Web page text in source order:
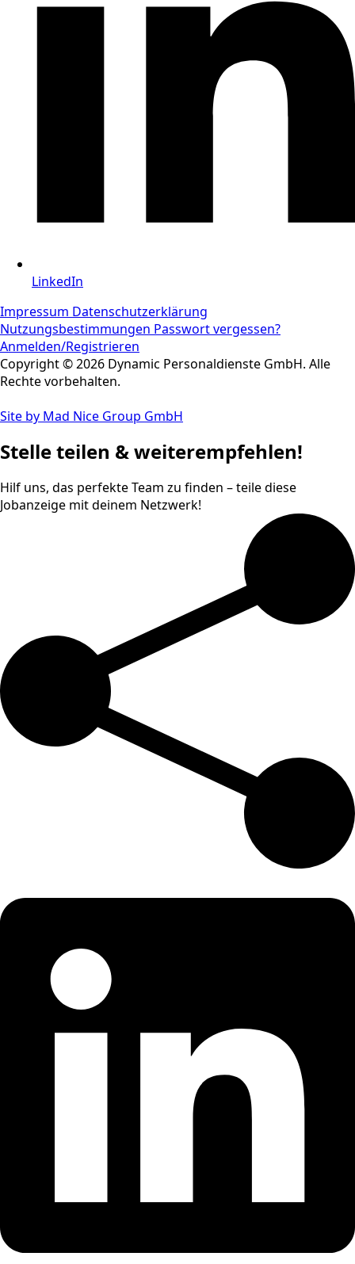
LinkedIn
Impressum Datenschutzerklärung
Nutzungsbestimmungen Passwort vergessen?
Anmelden/Registrieren
Copyright © 2026 Dynamic Personaldienste GmbH. Alle
Rechte vorbehalten.
Site by Mad Nice Group GmbH
Stelle teilen & weiterempfehlen!
Hilf uns, das perfekte Team zu finden – teile diese
Jobanzeige mit deinem Netzwerk!